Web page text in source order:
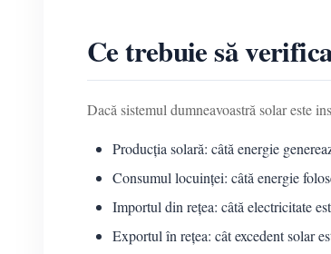
Ce trebuie să
Dacă sistemul dumneavoastră solar este
Producția solară: câtă energie
Consumul locuinței: câtă energie
Importul din rețea: câtă electricitate
Exportul în rețea: cât excedent solar